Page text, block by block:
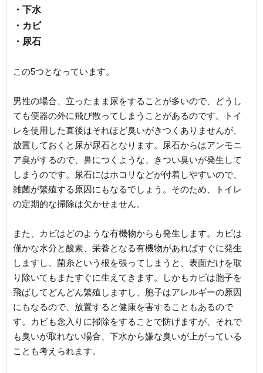
・下水
・カビ
・尿石
この5つとなっています。
男性の場合、立ったまま尿をすることが多いので、どうし
ても便器の外に飛び散ってしまうことがあるのです。トイ
レを使用した直後はそれほど臭いがきつくありませんが、
放置しておくと尿が尿石となります。尿石からはアンモニ
ア臭がするので、鼻につくような、きつい臭いが発生して
しまうのです。尿石にはホコリなどが付着しやすいので、
雑菌が繁殖する原因にもなるでしょう。そのため、トイレ
の定期的な掃除は欠かせません。
また、カビはどのような有機物からも発生します。カビは
僅かな水分と酸素、栄養となる有機物があればすぐに発生
しますし、菌糸という根を張ってしまうと、表面だけを取
り除いてもまたすぐに生えてきます。しかもカビは胞子を
飛ばしてどんどん繁殖しますし、胞子はアレルギーの原因
にもなるので、放置すると健康を害することもあるので
す。カビも念入りに掃除をすることで防げますが、それで
も臭いが取れない場合、下水から嫌な臭いが上がっている
ことも考えられます。